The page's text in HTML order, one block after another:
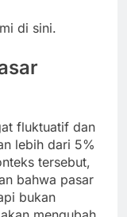
di sini.
fluktuatif dan
lebih dari 5%
tersebut,
bahwa pasar
bukan